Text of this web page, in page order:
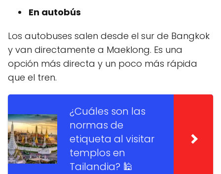
En autobús
Los autobuses salen desde el sur de Bangkok
y van directamente a Maeklong. Es una
opción más directa y un poco más rápida
que el tren.
¿Cuáles son las
normas de
etiqueta al visitar
templos en
Tailandia? 🕌